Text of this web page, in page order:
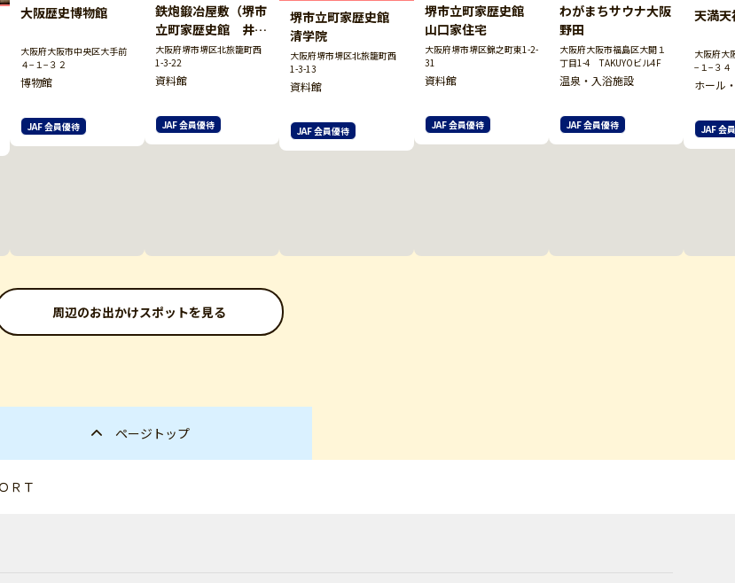
大阪歴史博物館
大阪府大阪市中央区大手前
４−１−３２
博物館
JAF 会員優待
鉄炮鍛冶屋敷（堺市
立町家歴史館 井上
関右衛門家住宅）
大阪府堺市堺区北旅籠町西
1-3-22
資料館
JAF 会員優待
堺市立町家歴史館
清学院
大阪府堺市堺区北旅籠町西
1-3-13
資料館
JAF 会員優待
堺市立町家歴史館
山口家住宅
大阪府堺市堺区錦之町東1-2-
31
資料館
JAF 会員優待
わがまちサウナ大阪
野田
大阪府大阪市福島区大開１
丁目1-4 TAKUYOビル4F
温泉・入浴施設
JAF 会員優待
天満
大阪府大
−１−３４
ホール
JAF 会
周辺のお出かけスポットを見る
ページトップ
ＲＴ